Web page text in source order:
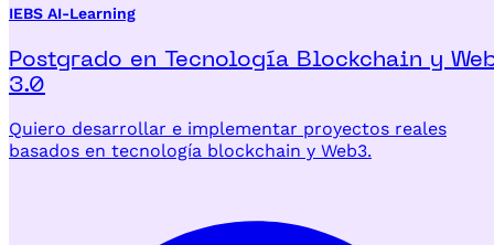
IEBS AI-Learning
Postgrado en Tecnología Blockchain y
3.0
Quiero desarrollar e implementar proyectos reales
basados en tecnología blockchain y Web3.